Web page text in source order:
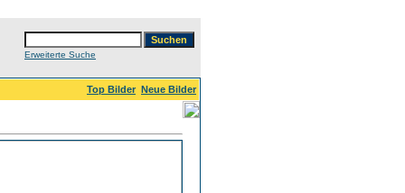
Erweiterte Suche
Top Bilder Neue Bilder